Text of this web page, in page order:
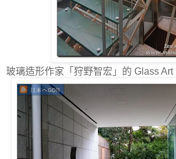
玻璃造形作家「狩野智宏」的 Glass Art